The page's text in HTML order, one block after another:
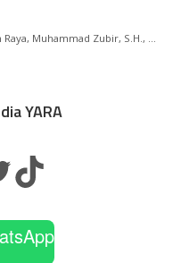
Raya, Muhammad Zubir, S.H.,
YARA
TikTok